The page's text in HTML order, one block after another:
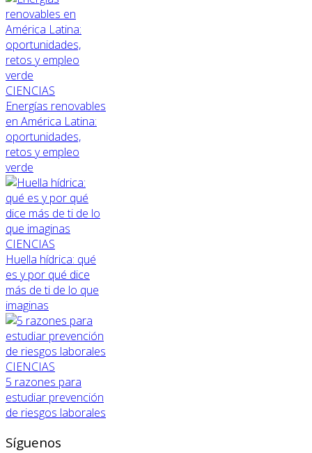
CIENCIAS
Energías renovables
en América Latina:
oportunidades,
retos y empleo
verde
CIENCIAS
Huella hídrica: qué
es y por qué dice
más de ti de lo que
imaginas
CIENCIAS
5 razones para
estudiar prevención
de riesgos laborales
Síguenos